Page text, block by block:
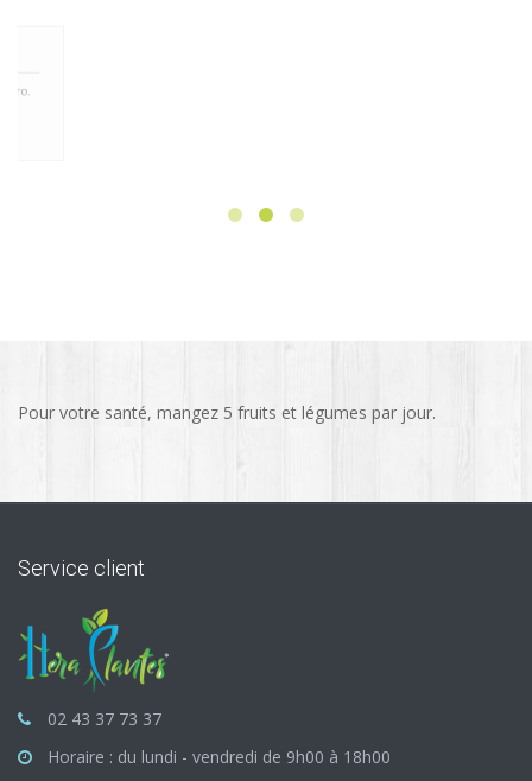
Pour votre santé, mangez 5 fruits et légumes par jour.
Service client
02 43 37 73 37
Horaire : du lundi - vendredi de 9h00 à 18h00